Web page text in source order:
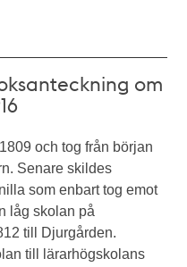
om
och tog från början
Senare skildes
som enbart tog emot
låg skolan på
till Djurgården.
till lärarhögskolans